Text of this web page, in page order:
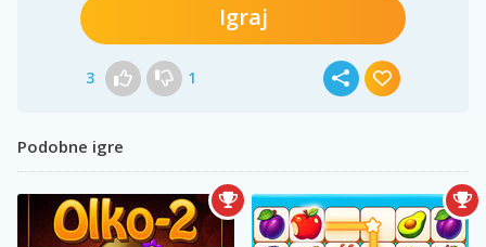
Igraj
3 1
Podobne igre